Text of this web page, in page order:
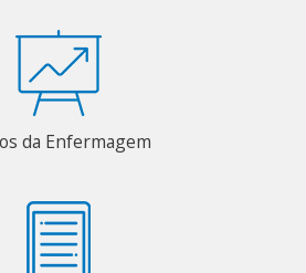
da Enfermagem